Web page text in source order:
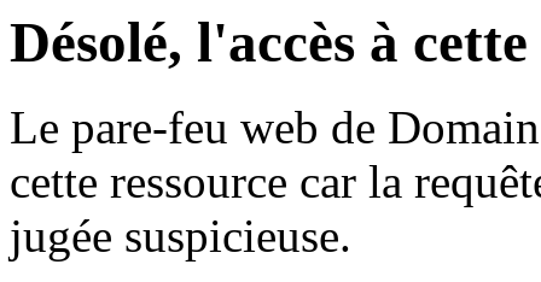
Désolé, l'accès à
Le pare-feu web de
cette ressource car la
jugée suspicieuse.